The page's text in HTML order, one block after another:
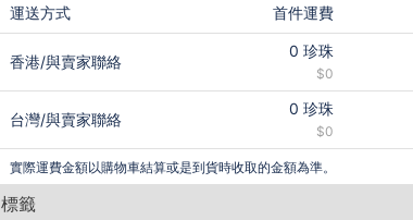
運送方式 首件運費
香港/與賣家聯絡
0 珍珠
$0
台灣/與賣家聯絡
0 珍珠
$0
實際運費金額以購物車結算或是到貨時收取的金額為準。
標籤